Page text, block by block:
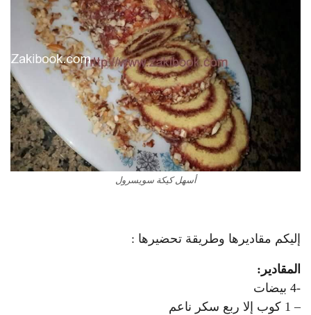
أسهل كيكة سويسرول
إليكم مقاديرها وطريقة تحضيرها :
المقادير:
-4 بيضات
– 1 كوب إلا ربع سكر ناعم